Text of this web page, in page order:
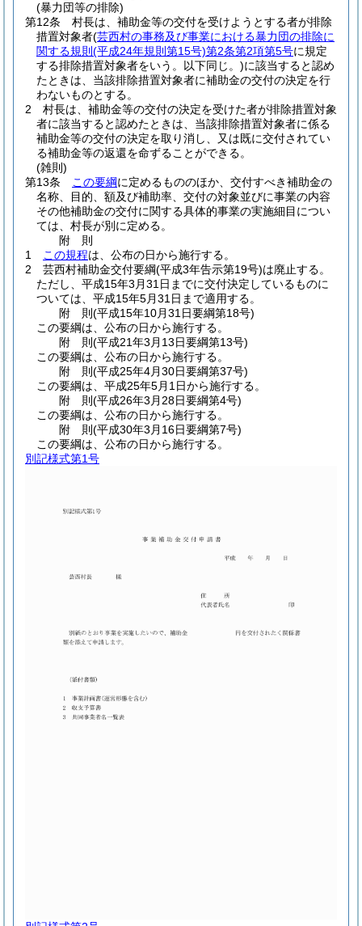
(暴力団等の排除)
第12条
村長は、補助金等の交付を受けようとする者が排除
措置対象者(芸西村の事務及び事業における暴力団の排除に
関する規則 (平成24年規則第15号)第2条第2項第5号に規定
する排除措置対象者をいう。以下同じ。)に該当すると認め
たときは、当該排除措置対象者に補助金の交付の決定を行
わないものとする。
2
村長は、補助金等の交付の決定を受けた者が排除措置対象
者に該当すると認めたときは、当該排除措置対象者に係る
補助金等の交付の決定を取り消し、又は既に交付されてい
る補助金等の返還を命ずることができる。
(雑則)
第13条
この要綱に定めるもののほか、交付すべき補助金の
名称、目的、額及び補助率、交付の対象並びに事業の内容
その他補助金の交付に関する具体的事業の実施細目につい
ては、村長が別に定める。
附 則
1
この規程は、公布の日から施行する。
2
芸西村補助金交付要綱(平成3年告示第19号)は廃止する。
ただし、平成15年3月31日までに交付決定しているものに
ついては、平成15年5月31日まで適用する。
附 則(平成15年10月31日要綱第18号)
この要綱は、公布の日から施行する。
附 則(平成21年3月13日要綱第13号)
この要綱は、公布の日から施行する。
附 則(平成25年4月30日要綱第37号)
この要綱は、平成25年5月1日から施行する。
附 則(平成26年3月28日要綱第4号)
この要綱は、公布の日から施行する。
附 則(平成30年3月16日要綱第7号)
この要綱は、公布の日から施行する。
別記様式第1号